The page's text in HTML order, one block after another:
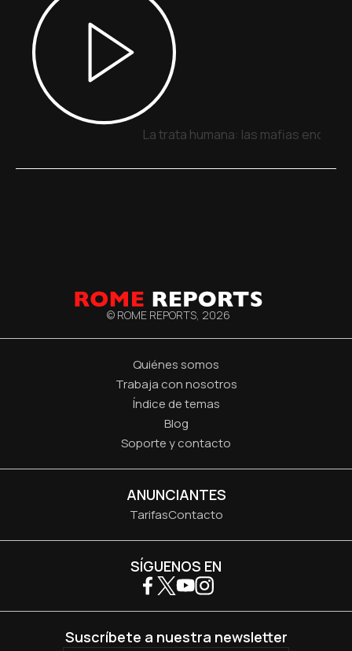
La trata humana: las mafias
© ROME REPORTS, 2026
Quiénes somos
Trabaja con nosotros
Índice de temas
Blog
Soporte y contacto
ANUNCIANTES
TarifasContacto
SÍGUENOS EN
Suscríbete a nuestra newsletter